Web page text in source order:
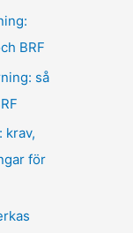
BRF
så
krav,
för